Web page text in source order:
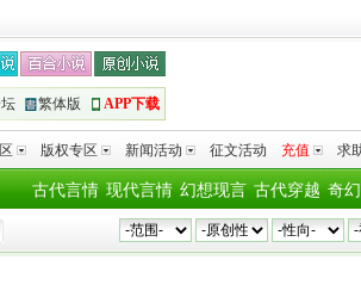
繁体版 APP下载
版权专区 新闻活动 征文活动 充值 求
奇
古代穿越
幻想现言
现代言情
古代言情